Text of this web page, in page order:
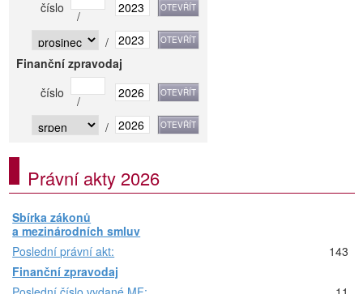
číslo
/
/
Finanční zpravodaj
číslo
/
/
Právní akty 2026
Sbírka zákonů
a mezinárodních smluv
Poslední právní akt:
143
Finanční zpravodaj